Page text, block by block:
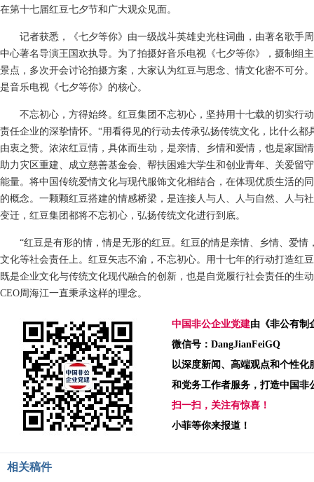
在第十七届红豆七夕节和广大观众见面。
记者获悉，《七夕等你》由一级战斗英雄史光柱词曲，由著名歌手
中心著名导演王国欢执导。为了拍摄好音乐电视《七夕等你》，摄制组
景点，多次开会讨论拍摄方案，大家认为红豆与思念、情文化密不可分
是音乐电视《七夕等你》的核心。
不忘初心，方得始终。红豆集团不忘初心，坚持用十七载的切实行
责任企业的深挚情怀。“用看得见的行动去传承弘扬传统文化，比什么都
由衷之赞。浓浓红豆情，具体而生动，是亲情、乡情和爱情，也是家国
助力灾区重建、成立慈善基金会、帮扶困难大学生和创业青年、关爱留
能量。将中国传统爱情文化与现代服饰文化相结合，在体现优质生活的
的概念。一颗颗红豆搭建的情感桥梁，是连接人与人、人与自然、人与
变迁，红豆集团都将不忘初心，弘扬传统文化进行到底。
“红豆是有形的情，情是无形的红豆。红豆的情是亲情、乡情、爱情
文化等社会责任上。红豆矢志不渝，不忘初心。用十七年的行动打造红
既是企业文化与传统文化现代融合的创新，也是自觉履行社会责任的生
CEO周海江一直秉承这样的理念。
中国非公企业党建由《非公有制
微信号：DangJianFeiGQ
以深度新闻、高端观点和个性化
和党务工作者服务，打造中国非
扫一扫，关注有惊喜！
小菲等你来报道！
相关稿件